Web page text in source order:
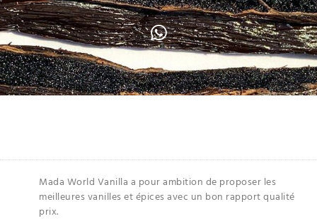
Mada World Vanilla a pour ambition de proposer les
meilleures vanilles et épices avec un bon rapport qualité
prix.